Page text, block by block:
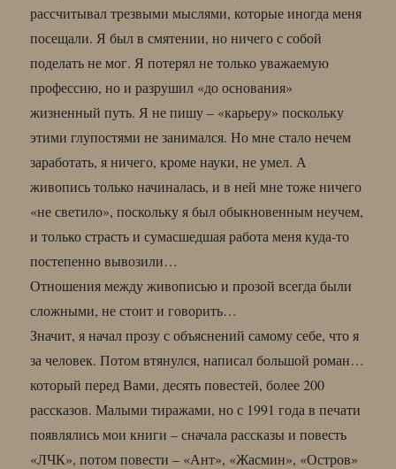
рассчитывал трезвыми мыслями, которые иногда меня
посещали. Я был в смятении, но ничего с собой
поделать не мог. Я потерял не только уважаемую
профессию, но и разрушил «до основания»
жизненный путь. Я не пишу – «карьеру» поскольку
этими глупостями не занимался. Но мне стало нечем
заработать, я ничего, кроме науки, не умел. А
живопись только начиналась, и в ней мне тоже ничего
«не светило», поскольку я был обыкновенным неучем,
и только страсть и сумасшедшая работа меня куда-то
постепенно вывозили…
Отношения между живописью и прозой всегда были
сложными, не стоит и говорить…
Значит, я начал прозу с объяснений самому себе, что я
за человек. Потом втянулся, написал большой роман…
который перед Вами, десять повестей, более 200
рассказов. Малыми тиражами, но с 1991 года в печати
появлялись мои книги – сначала рассказы и повесть
«ЛЧК», потом повести – «Ант», «Жасмин», «Остров»